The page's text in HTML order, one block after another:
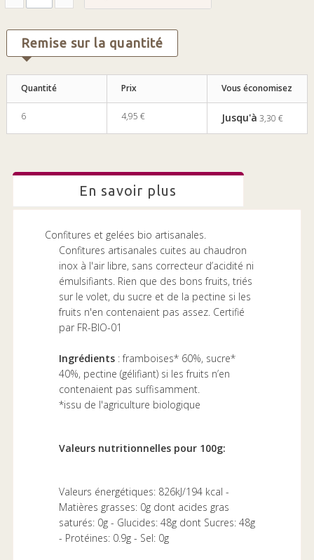
Remise sur la quantité
Quantité Prix Vous économisez
6 4,95 € Jusqu'à 3,30 €
en savoir plus
Confitures et gelées bio artisanales.
Confitures artisanales cuites au chaudron
inox à l'air libre, sans correcteur d’acidité ni
émulsifiants. Rien que des bons fruits, triés
sur le volet, du sucre et de la pectine si les
fruits n'en contenaient pas assez. Certifié
par FR-BIO-01
Ingrédients : framboises* 60%, sucre*
40%, pectine (gélifiant) si les fruits n’en
contenaient pas suffisamment.
*issu de l'agriculture biologique
Valeurs nutritionnelles pour 100g:
Valeurs énergétiques: 826kJ/194 kcal -
Matières grasses: 0g dont acides gras
saturés: 0g - Glucides: 48g dont Sucres: 48g
- Protéines: 0.9g - Sel: 0g